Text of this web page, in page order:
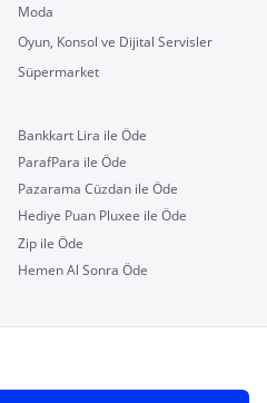
Moda
Oyun, Konsol ve Dijital Servisler
Süpermarket
Bankkart Lira ile Öde
ParafPara ile Öde
Pazarama Cüzdan ile Öde
Hediye Puan Pluxee ile Öde
Zip ile Öde
Hemen Al Sonra Öde